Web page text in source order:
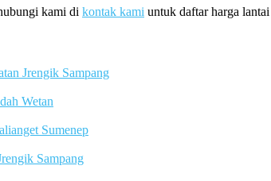
kami di kontak kami untuk daftar harga
Jrengik Sampang
Wetan
Sumenep
Sampang